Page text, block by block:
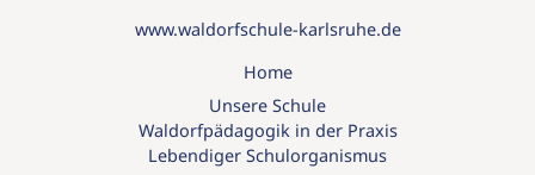
www.waldorfschule-karlsruhe.de
Home
Unsere Schule
Waldorfpädagogik in der Praxis
Lebendiger Schulorganismus